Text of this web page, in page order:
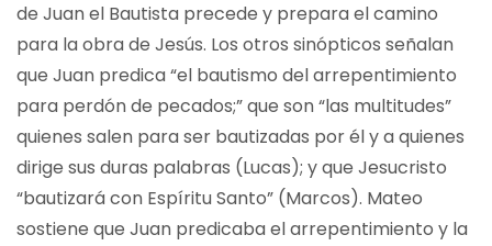
de Juan el Bautista precede y prepara el camino
para la obra de Jesús. Los otros sinópticos señalan
que Juan predica “el bautismo del arrepentimiento
para perdón de pecados;” que son “las multitudes”
quienes salen para ser bautizadas por él y a quienes
dirige sus duras palabras (Lucas); y que Jesucristo
“bautizará con Espíritu Santo” (Marcos). Mateo
sostiene que Juan predicaba el arrepentimiento y la